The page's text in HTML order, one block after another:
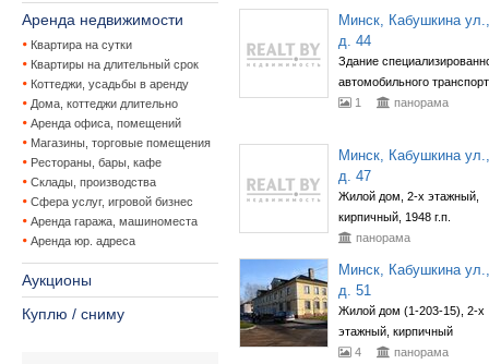
Аренда недвижимости
Квартира на сутки
Квартиры на длительный срок
Коттеджи, усадьбы в аренду
Дома, коттеджи длительно
Аренда офиса, помещений
Магазины, торговые помещения
Рестораны, бары, кафе
Склады, производства
Сфера услуг, игровой бизнес
Аренда гаража, машиноместа
Аренда юр. адреса
Аукционы
Куплю / сниму
Минск, Кабушкина ул.,
д. 44
Здание
автомобильного
1
панорама
Минск, Кабушкина ул.,
д. 47
Жилой дом, 2-х этажный,
кирпичный, 1948 г.п.
панорама
Минск, Кабушкина ул.,
д. 51
Жилой дом (1-203-15), 2-х
этажный, кирпичный
4
панорама